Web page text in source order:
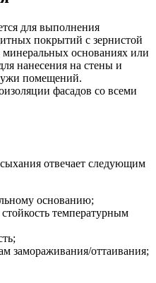
для выполнения
покрытий с зернистой
основаниях или
нанесения на стены и
помещений.
фасадов со всеми
отвечает следующим
основанию;
температурным
замораживания/оттаивания;